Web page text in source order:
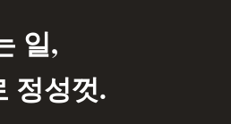
일,
정성껏.